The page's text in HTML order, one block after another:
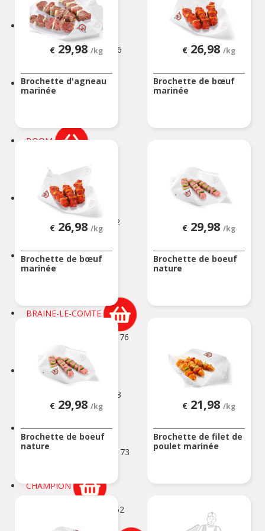
BIERBEEK
BINCHE
Rue Zéphirin Fontaine 76
BONCELLES
BOOM
BOOM
BOUILLON
Rue de la Sentinelle 66/2
BOUILLON
BOUSSU
BRAINE-LE-COMTE
Chaussée de Bruxelles 176
Braine-le-Comte
BRAKEL
Geraardsbergsestraat 18
BRAKEL
BUIZINGEN
Alsembergsesteenweg 173
CHAMPION
Chaussée de Louvain 562
€ 29,98 /kg
Brochette d'agneau
marinée
€ 26,98 /kg
Brochette de bœuf
marinée
€ 26,98 /kg
Brochette de bœuf
marinée
€ 29,98 /kg
Brochette de boeuf
nature
€ 29,98 /kg
Brochette de boeuf
nature
€ 21,98 /kg
Brochette de filet de
poulet marinée